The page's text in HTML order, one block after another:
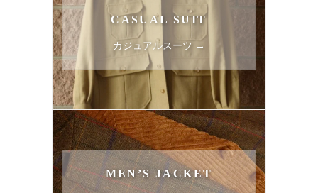
CASUAL SUIT
カジュアルスーツ →
MEN’S JACKET